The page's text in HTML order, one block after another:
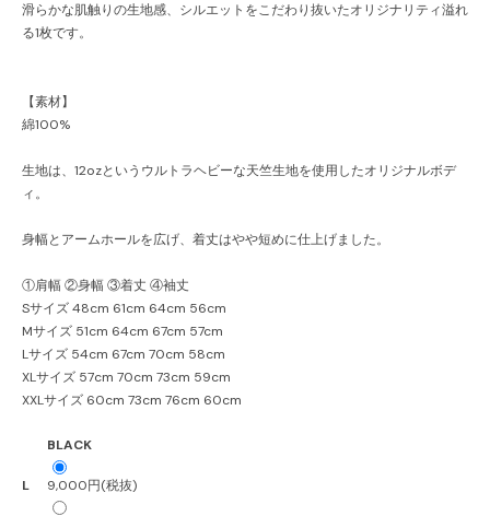
滑らかな肌触りの生地感、シルエットをこだわり抜いたオリジナリティ溢れ
る1枚です。
【素材】
綿100%
生地は、12ozというウルトラヘビーな天竺生地を使用したオリジナルボデ
ィ。
身幅とアームホールを広げ、着丈はやや短めに仕上げました。
①肩幅 ②身幅 ③着丈 ④袖丈
Sサイズ 48cm 61cm 64cm 56cm
Mサイズ 51cm 64cm 67cm 57cm
Lサイズ 54cm 67cm 70cm 58cm
XLサイズ 57cm 70cm 73cm 59cm
XXLサイズ 60cm 73cm 76cm 60cm
BLACK
L 9,000円(税抜)